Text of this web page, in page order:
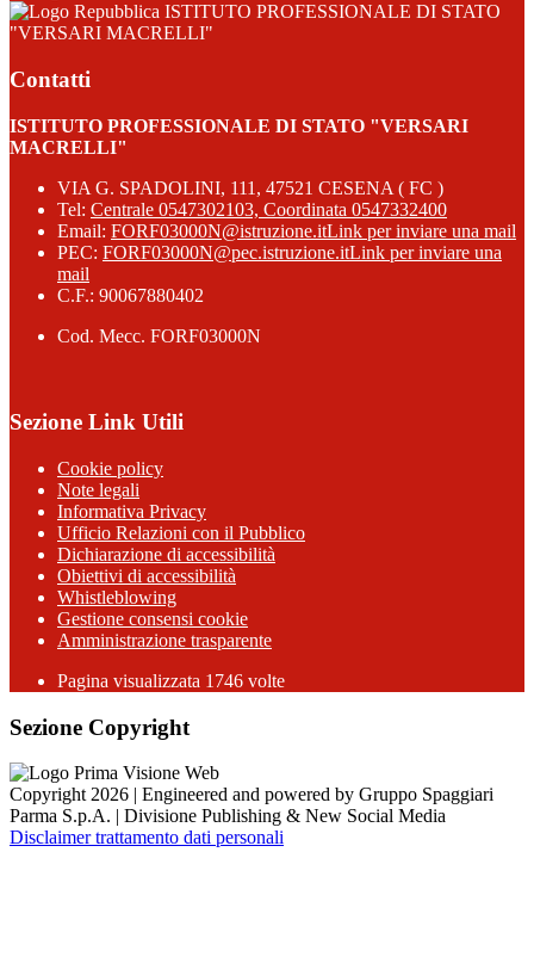
ISTITUTO PROFESSIONALE DI STATO
"VERSARI MACRELLI"
Contatti
ISTITUTO PROFESSIONALE DI STATO "VERSARI
MACRELLI"
VIA G. SPADOLINI, 111, 47521 CESENA ( FC )
Tel: Centrale 0547302103, Coordinata 0547332400
Email: FORF03000N@istruzione.itLink per inviare una mail
PEC: FORF03000N@pec.istruzione.itLink per inviare una
mail
C.F.: 90067880402
Cod. Mecc. FORF03000N
Sezione Link Utili
Cookie policy
Note legali
Informativa Privacy
Ufficio Relazioni con il Pubblico
Dichiarazione di accessibilità
Obiettivi di accessibilità
Whistleblowing
Gestione consensi cookie
Amministrazione trasparente
Pagina visualizzata 1746 volte
Sezione Copyright
Copyright 2026 | Engineered and powered by Gruppo Spaggiari
Parma S.p.A. | Divisione Publishing & New Social Media
Disclaimer trattamento dati personali